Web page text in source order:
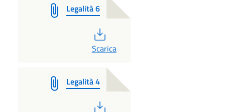
Legalità 6
PDF
Scarica
Legalità 4